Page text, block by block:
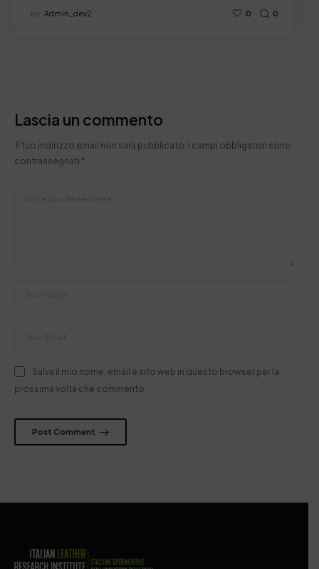
by Admin_dev2 0 0
Lascia un commento
Il tuo indirizzo email non sarà pubblicato. I campi obbligatori sono
contrassegnati *
Salva il mio nome, email e sito web in questo browser per la
prossima volta che commento.
Post Comment